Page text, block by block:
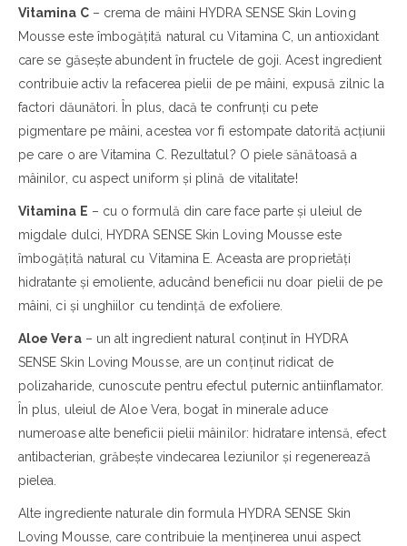
Vitamina C– crema de mâini HYDRA SENSE Skin Loving
Mousse este îmbogățită natural cu Vitamina C, un antioxidant
care se găsește abundent în fructele de goji. Acest ingredient
contribuie activ la refacerea pielii de pe mâini, expusă zilnic la
factori dăunători. În plus, dacă te confrunți cu pete
pigmentare pe mâini, acestea vor fi estompate datorită acțiunii
pe care o are Vitamina C. Rezultatul? O piele sănătoasă a
mâinilor, cu aspect uniform și plină de vitalitate!
Vitamina E – cu o formulă din care face parte și uleiul de
migdale dulci, HYDRA SENSE Skin Loving Mousse este
îmbogățită natural cu Vitamina E. Aceasta are proprietăți
hidratante și emoliente, aducând beneficii nu doar pielii de pe
mâini, ci și unghiilor cu tendință de exfoliere.
Aloe Vera– un alt ingredient natural conținut în HYDRA
SENSE Skin Loving Mousse, are un conținut ridicat de
polizaharide, cunoscute pentru efectul puternic antiinflamator.
În plus, uleiul de Aloe Vera, bogat în minerale aduce
numeroase alte beneficii pielii mâinilor: hidratare intensă, efect
antibacterian, grăbește vindecarea leziunilor și regenerează
pielea.
Alte ingrediente naturale din formula HYDRA SENSE Skin
Loving Mousse, care contribuie la menținerea unui aspect